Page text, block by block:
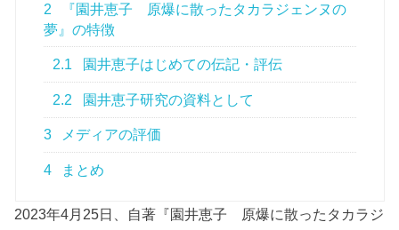
2
『園井恵子 原爆に散ったタカラジェンヌの
夢』の特徴
2.1 園井恵子はじめての伝記・評伝
2.2 園井恵子研究の資料として
3 メディアの評価
4 まとめ
2023年4月25日、自著『園井恵子 原爆に散ったタカラジ